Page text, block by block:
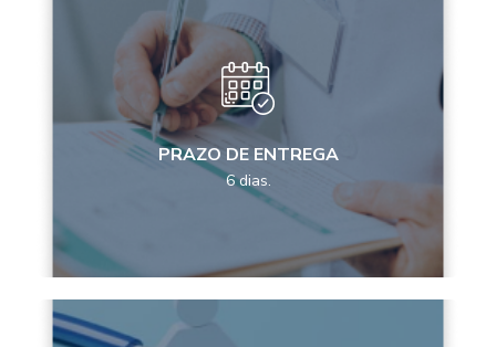
PRAZO DE ENTREGA
6 dias.